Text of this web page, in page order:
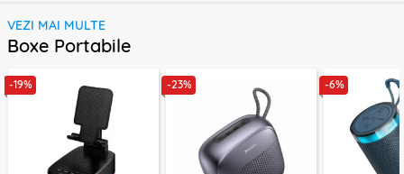
VEZI MAI MULTE
Boxe Portabile
-19% -23% -6%